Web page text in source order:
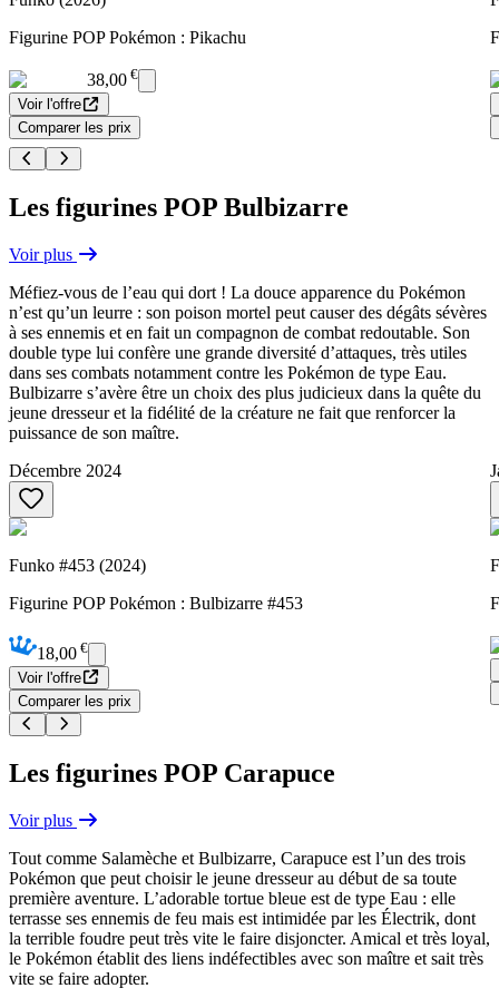
Figurine POP Pokémon : Pikachu
38,00 €
Voir l'offre
Comparer les prix
Les figurines POP Bulbizarre
Voir plus
Méfiez-vous de l’eau qui dort ! La douce apparence du Pokémon
n’est qu’un leurre : son poison mortel peut causer des dégâts sévères
à ses ennemis et en fait un compagnon de combat redoutable. Son
double type lui confère une grande diversité d’attaques, très utiles
dans ses combats notamment contre les Pokémon de type Eau.
Bulbizarre s’avère être un choix des plus judicieux dans la quête du
jeune dresseur et la fidélité de la créature ne fait que renforcer la
puissance de son maître.
Décembre 2024
Funko #453 (2024)
Figurine POP Pokémon : Bulbizarre #453
18,00 €
Voir l'offre
Comparer les prix
Les figurines POP Carapuce
Voir plus
Tout comme Salamèche et Bulbizarre, Carapuce est l’un des trois
Pokémon que peut choisir le jeune dresseur au début de sa toute
première aventure. L’adorable tortue bleue est de type Eau : elle
terrasse ses ennemis de feu mais est intimidée par les Électrik, dont
la terrible foudre peut très vite le faire disjoncter. Amical et très loyal,
le Pokémon établit des liens indéfectibles avec son maître et sait très
vite se faire adopter.